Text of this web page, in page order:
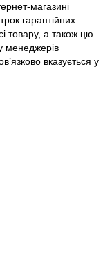
магазині
гарантійних
товару, а також цю
менеджерів
вказується у